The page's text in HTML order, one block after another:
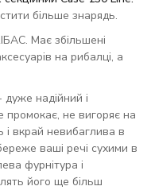
більше знарядь.
Має збільшені
на рибалці, а
надійний і
промокає, не вигоряє на
вкрай невибаглива в
ваші речі сухими в
фурнітура і
його ще більш